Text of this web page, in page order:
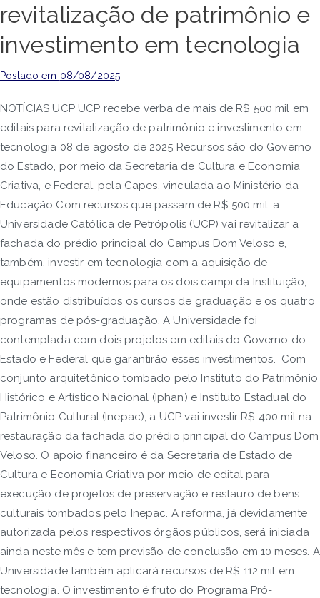
revitalização de patrimônio e
investimento em tecnologia
Postado em 08/08/2025
NOTÍCIAS UCP UCP recebe verba de mais de R$ 500 mil em
editais para revitalização de patrimônio e investimento em
tecnologia 08 de agosto de 2025 Recursos são do Governo
do Estado, por meio da Secretaria de Cultura e Economia
Criativa, e Federal, pela Capes, vinculada ao Ministério da
Educação Com recursos que passam de R$ 500 mil, a
Universidade Católica de Petrópolis (UCP) vai revitalizar a
fachada do prédio principal do Campus Dom Veloso e,
também, investir em tecnologia com a aquisição de
equipamentos modernos para os dois campi da Instituição,
onde estão distribuídos os cursos de graduação e os quatro
programas de pós-graduação. A Universidade foi
contemplada com dois projetos em editais do Governo do
Estado e Federal que garantirão esses investimentos. Com
conjunto arquitetônico tombado pelo Instituto do Patrimônio
Histórico e Artístico Nacional (Iphan) e Instituto Estadual do
Patrimônio Cultural (Inepac), a UCP vai investir R$ 400 mil na
restauração da fachada do prédio principal do Campus Dom
Veloso. O apoio financeiro é da Secretaria de Estado de
Cultura e Economia Criativa por meio de edital para
execução de projetos de preservação e restauro de bens
culturais tombados pelo Inepac. A reforma, já devidamente
autorizada pelos respectivos órgãos públicos, será iniciada
ainda neste mês e tem previsão de conclusão em 10 meses. A
Universidade também aplicará recursos de R$ 112 mil em
tecnologia. O investimento é fruto do Programa Pró-